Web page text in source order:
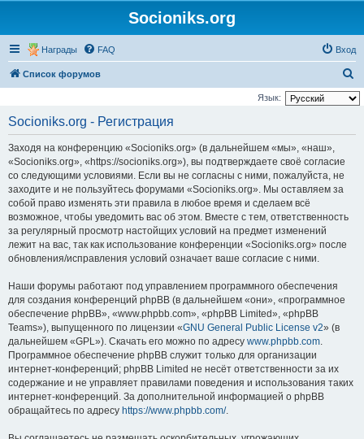
Socioniks.org
Награды FAQ Вход
Список форумов
о
Язык:
Socioniks.org - Регистрация
Заходя на конференцию «Socioniks.org» (в дальнейшем «мы», «наш»,
«Socioniks.org», «https://socioniks.org»), вы подтверждаете своё согласие
со следующими условиями. Если вы не согласны с ними, пожалуйста, не
заходите и не пользуйтесь форумами «Socioniks.org». Мы оставляем за
собой право изменять эти правила в любое время и сделаем всё
возможное, чтобы уведомить вас об этом. Вместе с тем, ответственность
за регулярный просмотр настойщих условий на предмет изменений
лежит на вас, так как использование конференции «Socioniks.org» после
обновления/исправления условий означает ваше согласие с ними.
Наши форумы работают под управлением программного обеспечения
для создания конференций phpBB (в дальнейшем «они», «программное
обеспечение phpBB», «www.phpbb.com», «phpBB Limited», «phpBB
Teams»), выпущенного по лицензии «GNU General Public License v2» (в
дальнейшем «GPL»). Скачать его можно по адресу www.phpbb.com.
Программное обеспечение phpBB служит только для организации
интернет-конференций; phpBB Limited не несёт ответственности за их
содержание и не управляет правилами поведения и использования таких
интернет-конференций. За дополнительной информацией о phpBB
обращайтесь по адресу https://www.phpbb.com/.